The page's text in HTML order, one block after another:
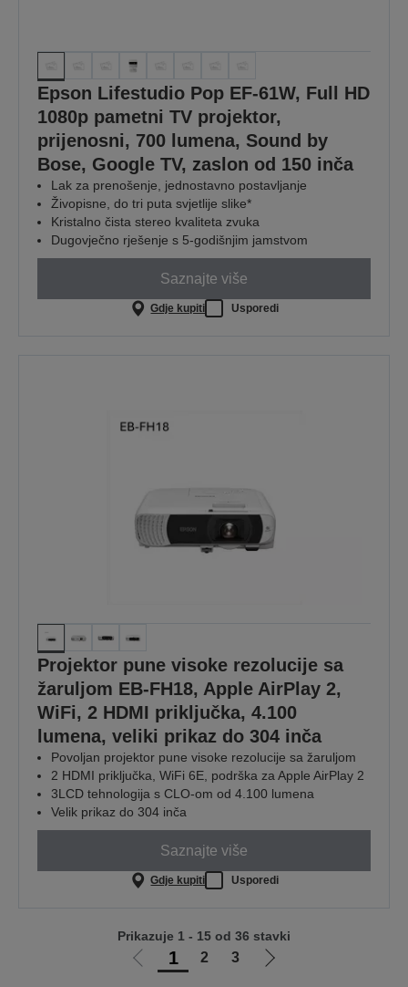
Epson Lifestudio Pop EF-61W, Full HD
1080p pametni TV projektor,
prijenosni, 700 lumena, Sound by
Bose, Google TV, zaslon od 150 inča
Lak za prenošenje, jednostavno postavljanje
Živopisne, do tri puta svjetlije slike*
Kristalno čista stereo kvaliteta zvuka
Dugovječno rješenje s 5-godišnjim jamstvom
Saznajte više
Gdje kupiti Usporedi
Projektor pune visoke rezolucije sa
žaruljom EB-FH18, Apple AirPlay 2,
WiFi, 2 HDMI priključka, 4.100
lumena, veliki prikaz do 304 inča
Povoljan projektor pune visoke rezolucije sa žaruljom
2 HDMI priključka, WiFi 6E, podrška za Apple AirPlay 2
3LCD tehnologija s CLO-om od 4.100 lumena
Velik prikaz do 304 inča
Saznajte više
Gdje kupiti Usporedi
Idi
1 2 3
Idi
Prikazuje 1 - 15 od 36 stavki